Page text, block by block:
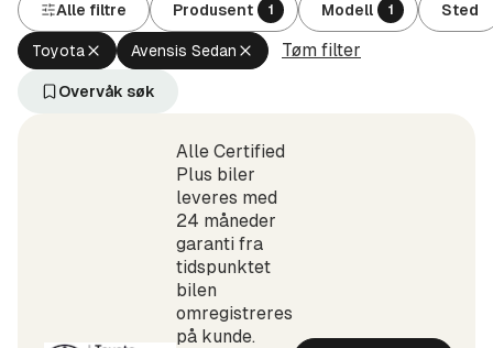
Alle filtre Produsent 1 Modell 1 Sted
Toyota Fjern
aktivt
filter
Avensis Sedan Fjern
aktivt
(Modell)
Tøm filter
Overvåk søk
Alle Certified
Plus biler
leveres med
24 måneder
garanti fra
tidspunktet
bilen
omregistreres
på kunde.